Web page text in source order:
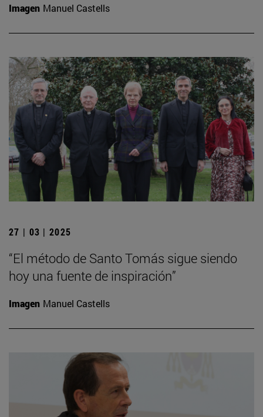
Imagen Manuel Castells
27 | 03 | 2025
“El método de Santo Tomás sigue siendo
hoy una fuente de inspiración”
Imagen Manuel Castells